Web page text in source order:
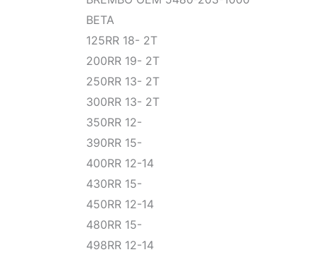
BETA
125RR 18- 2T
200RR 19- 2T
250RR 13- 2T
300RR 13- 2T
350RR 12-
390RR 15-
400RR 12-14
430RR 15-
450RR 12-14
480RR 15-
498RR 12-14